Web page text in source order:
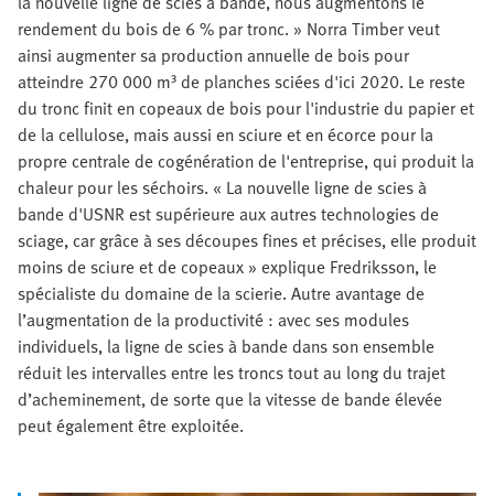
rendement du bois de 6 % par tronc. » Norra Timber veut
ainsi augmenter sa production annuelle de bois pour
atteindre 270 000 m³ de planches sciées d'ici 2020. Le reste
du tronc finit en copeaux de bois pour l'industrie du papier et
de la cellulose, mais aussi en sciure et en écorce pour la
propre centrale de cogénération de l'entreprise, qui produit la
chaleur pour les séchoirs. « La nouvelle ligne de scies à
bande d'USNR est supérieure aux autres technologies de
sciage, car grâce à ses découpes fines et précises, elle produit
moins de sciure et de copeaux » explique Fredriksson, le
spécialiste du domaine de la scierie. Autre avantage de
l’augmentation de la productivité : avec ses modules
individuels, la ligne de scies à bande dans son ensemble
réduit les intervalles entre les troncs tout au long du trajet
d’acheminement, de sorte que la vitesse de bande élevée
peut également être exploitée.